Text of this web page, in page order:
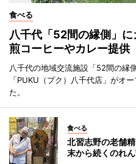
食べる
八千代「52間の縁側」
煎コーヒーやカレー提供
八千代の地域交流施設「52間の縁
「PUKU（プク）八千代店」がオ
た。
食べる
北習志野の老舗
末から続くのれ